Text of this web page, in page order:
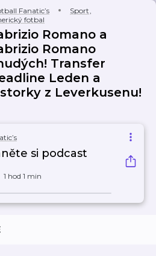
Fanatic’s Sport,
fotbal
Romano a
Romano
Transfer
Leden a
z Leverkusenu!
si podcast
1 hod 1 min